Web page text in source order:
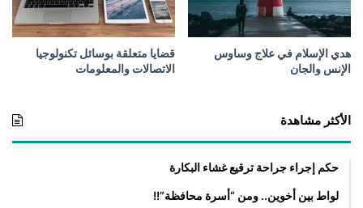
؟
هدي الإسلام في علاج وساوس
الإنس والجان
قضایا متعلقة بوسائل تكنولوجیا
الاتصالات والمعلومات
الأكثر مشاهدة
حكم إجراء جراحة ترقيع غشاء البكارة
لواط بين أخوين.. ومن “أسرة محافظة”!!